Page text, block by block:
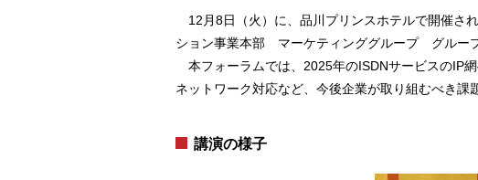
12月8日（火）に、品川プリンスホテルで開催さ
ション事業本部 マーケティンググループ グルー
本フォーラムでは、2025年のISDNサービスのIP
ネットワーク対応など、今後企業が取り組むべき課
講演の様子